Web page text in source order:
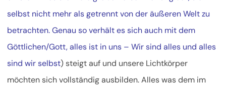
selbst nicht mehr als getrennt von der äußeren Welt zu
betrachten. Genau so verhält es sich auch mit dem
Göttlichen/Gott, alles ist in uns – Wir sind alles und alles
sind wir selbst) steigt auf und unsere Lichtkörper
möchten sich vollständig ausbilden. Alles was dem im